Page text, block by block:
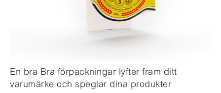
En bra Bra förpackningar lyfter fram ditt
varumärke och speglar dina produkter